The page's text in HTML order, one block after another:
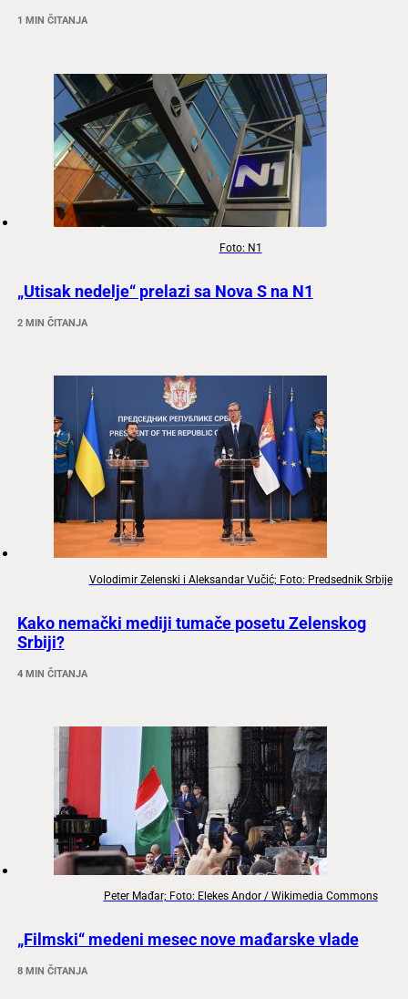
1 MIN ČITANJA
Foto: N1
„Utisak nedelje“ prelazi sa Nova S na N1
2 MIN ČITANJA
Volodimir Zelenski i Aleksandar Vučić; Foto: Predsednik Srbije
Kako nemački mediji tumače posetu Zelenskog
Srbiji?
4 MIN ČITANJA
Peter Mađar; Foto: Elekes Andor / Wikimedia Commons
„Filmski“ medeni mesec nove mađarske vlade
8 MIN ČITANJA